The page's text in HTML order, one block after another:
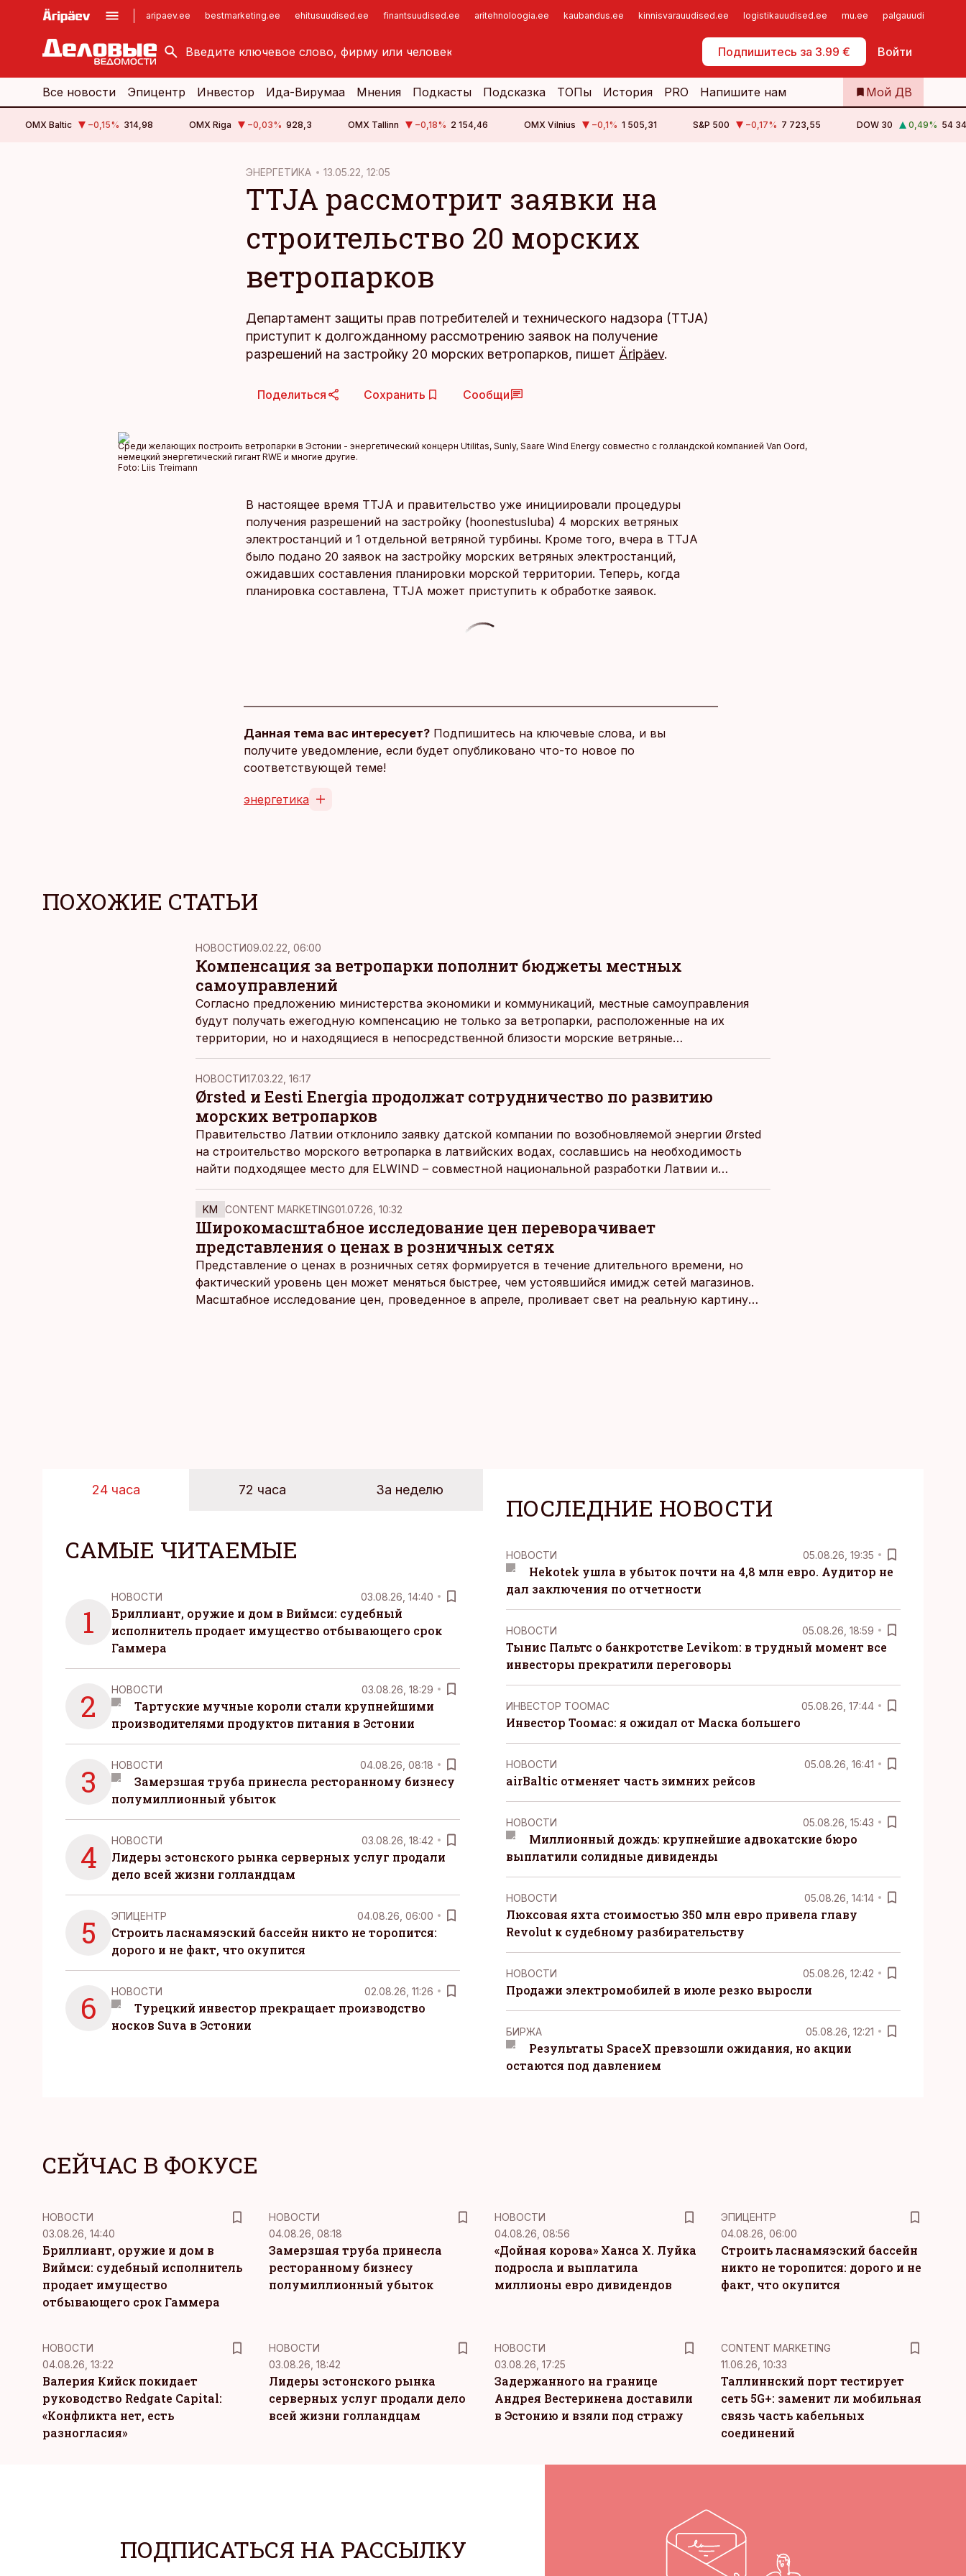
aripaev.ee bestmarketing.ee ehitusuudised.ee finantsuudised.ee aritehnoloogia.ee kaubandus.ee kinnisvarauudised.ee logistikauudised.ee mu.ee palgauudised.ee
Подпишитесь за 3.99 € Войти
kinnisvarauudised.ee
logistikauudised.ee
imelineajalugu.ee
Самообслуживание
Все новости Эпицентр Инвестор Ида-Вирумаа Мнения Подкасты Подсказка ТОПы История PRO Напишите нам Мой ДВ
OMX Baltic −0,15% 314,98 OMX Riga −0,03% 928,3 OMX Tallinn −0,18% 2 154,46 OMX Vilnius −0,1% 1 505,31 S&P 500 −0,17% 7 723,55 DOW 30 0,49% 54
ЭНЕРГЕТИКА 13.05.22, 12:05
TTJA рассмотрит заявки на
строительство 20 морских
ветропарков
Департамент защиты прав потребителей и технического надзора (TTJA)
приступит к долгожданному рассмотрению заявок на получение
разрешений на застройку 20 морских ветропарков, пишет Äripäev.
Поделиться Сохранить Сообщи
Среди желающих построить ветропарки в Эстонии - энергетический концерн Utilitas, Sunly, Saare Wind Energy совместно с голландской компанией Van Oord,
немецкий энергетический гигант RWE и многие другие.
Foto: Liis Treimann
В настоящее время TTJA и правительство уже инициировали процедуры
получения разрешений на застройку (hoonestusluba) 4 морских ветряных
электростанций и 1 отдельной ветряной турбины. Кроме того, вчера в TTJA
было подано 20 заявок на застройку морских ветряных электростанций,
ожидавших составления планировки морской территории. Теперь, когда
планировка составлена, TTJA может приступить к обработке заявок.
Данная тема вас интересует? Подпишитесь на ключевые слова, и вы
получите уведомление, если будет опубликовано что-то новое по
соответствующей теме!
энергетика
ПОХОЖИЕ СТАТЬИ
НОВОСТИ09.02.22, 06:00
Компенсация за ветропарки пополнит бюджеты местных
самоуправлений
Согласно предложению министерства экономики и коммуникаций, местные самоуправления
будут получать ежегодную компенсацию не только за ветропарки, расположенные на их
территории, но и находящиеся в непосредственной близости морские ветряные
электростанции.
НОВОСТИ17.03.22, 16:17
Ørsted и Eesti Energia продолжат сотрудничество по развитию
морских ветропарков
Правительство Латвии отклонило заявку датской компании по возобновляемой энергии Ørsted
на строительство морского ветропарка в латвийских водах, сославшись на необходимость
найти подходящее место для ELWIND – совместной национальной разработки Латвии и
Эстонии. Несмотря на это, Eesti Energia продолжит разработку морских ветропарков в странах
Балтии вместе с Ørsted, включая морской ветропарк Лийви в Эстонии, сообщает компания в
пресс-релизе.
KM CONTENT MARKETING01.07.26, 10:32
Широкомасштабное исследование цен переворачивает
представления о ценах в розничных сетях
Представление о ценах в розничных сетях формируется в течение длительного времени, но
фактический уровень цен может меняться быстрее, чем устоявшийся имидж сетей магазинов.
Масштабное исследование цен, проведенное в апреле, проливает свет на реальную картину
24 часа 72 часа За неделю
САМЫЕ ЧИТАЕМЫЕ
1
НОВОСТИ 03.08.26, 14:40
Бриллиант, оружие и дом в Виймси: судебный
исполнитель продает имущество отбывающего срок
Гаммера
2 НОВОСТИ 03.08.26, 18:29
Тартуские мучные короли стали крупнейшими
производителями продуктов питания в Эстонии
3 НОВОСТИ 04.08.26, 08:18
Замерзшая труба принесла ресторанному бизнесу
полумиллионный убыток
4 НОВОСТИ 03.08.26, 18:42
Лидеры эстонского рынка серверных услуг продали
дело всей жизни голландцам
5 ЭПИЦЕНТР 04.08.26, 06:00
Строить ласнамяэский бассейн никто не торопится:
дорого и не факт, что окупится
6 НОВОСТИ 02.08.26, 11:26
Турецкий инвестор прекращает производство
носков Suva в Эстонии
ПОСЛЕДНИЕ НОВОСТИ
НОВОСТИ 05.08.26, 19:35
Hekotek ушла в убыток почти на 4,8 млн евро. Аудитор не
дал заключения по отчетности
НОВОСТИ 05.08.26, 18:59
Тынис Пальтс о банкротстве Levikom: в трудный момент все
инвесторы прекратили переговоры
ИНВЕСТОР ТООМАС 05.08.26, 17:44
Инвестор Тоомас: я ожидал от Маска большего
НОВОСТИ 05.08.26, 16:41
airBaltic отменяет часть зимних рейсов
НОВОСТИ 05.08.26, 15:43
Миллионный дождь: крупнейшие адвокатские бюро
выплатили солидные дивиденды
НОВОСТИ 05.08.26, 14:14
Люксовая яхта стоимостью 350 млн евро привела главу
Revolut к судебному разбирательству
НОВОСТИ 05.08.26, 12:42
Продажи электромобилей в июле резко выросли
БИРЖА 05.08.26, 12:21
Результаты SpaceX превзошли ожидания, но акции
остаются под давлением
СЕЙЧАС В ФОКУСЕ
НОВОСТИ
03.08.26, 14:40
Бриллиант, оружие и дом в
Виймси: судебный исполнитель
продает имущество
отбывающего срок Гаммера
НОВОСТИ
04.08.26, 08:18
Замерзшая труба принесла
ресторанному бизнесу
полумиллионный убыток
НОВОСТИ
04.08.26, 08:56
«Дойная корова» Ханса Х. Луйка
подросла и выплатила
миллионы евро дивидендов
ЭПИЦЕНТР
04.08.26, 06:00
Строить ласнамяэский бассейн
никто не торопится: дорого и не
факт, что окупится
НОВОСТИ
04.08.26, 13:22
Валерия Кийск покидает
руководство Redgate Capital:
«Конфликта нет, есть
разногласия»
НОВОСТИ
03.08.26, 18:42
Лидеры эстонского рынка
серверных услуг продали дело
всей жизни голландцам
НОВОСТИ
03.08.26, 17:25
Задержанного на границе
Андрея Вестеринена доставили
в Эстонию и взяли под стражу
KM
CONTENT MARKETING
11.06.26, 10:33
Таллиннский порт тестирует
сеть 5G+: заменит ли мобильная
связь часть кабельных
соединений
ПОДПИСАТЬСЯ НА РАССЫЛКУ